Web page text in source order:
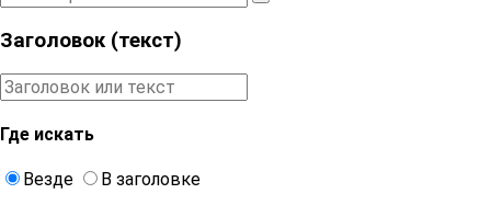
Заголовок (текст)
Где искать
Везде В заголовке